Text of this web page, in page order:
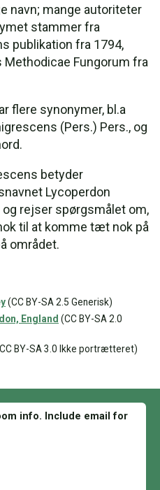
navn; mange autoriteter
stammer fra
publikation fra 1794,
Fungorum fra
flere synonymer, bl.a
(Pers.) Pers., og
betyder
Lycoperdon
rejser spørgsmålet om,
til at komme tæt nok på
området.
(CC BY-SA 2.5 Generisk)
England (CC BY-SA 2.0
BY-SA 3.0 Ikke portrætteret)